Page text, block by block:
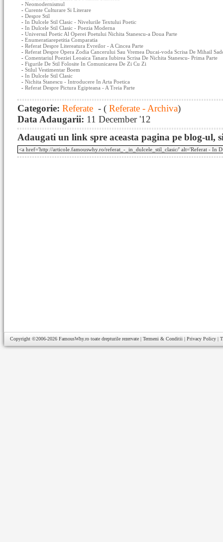
- Neomodernismul
- Curente Culturare Si Literare
- Despre Stil
- In Dulcele Stil Clasic - Nivelurile Textului Poetic
- In Dulcele Stil Clasic - Poezia Moderna
- Universul Poetic Al Operei Poetului Nichita Stanescu-a Doua Parte
- Enumeratiarepetitia Comparatia
- Referat Despre Litereatura Evreilor - A Cincea Parte
- Referat Despre Opera Zodia Cancerului Sau Vremea Ducai-voda Scrisa De Mihail
- Comentariul Poeziei Leoaica Tanara Iubirea Scrisa De Nichita Stanescu- Prima Parte
- Figurile De Stil Folosite In Comunicarea De Zi Cu Zi
- Stilul Vestimentar Boem
- In Dulcele Stil Clasic
- Nichita Stanescu - Introducere In Arta Poetica
- Referat Despre Pictura Egipteana - A Treia Parte
Categorie: Referate - ( Referate - Archiva)
Data Adaugarii: 11 December '12
Adaugati un link spre aceasta pagina pe blog-ul,
Copyright ©2006-2026 FamousWhy.ro toate drepturile rezervate | Termeni & Conditii | Privacy Policy |